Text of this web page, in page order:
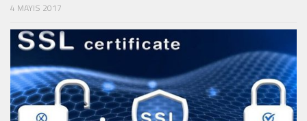
4 MAYIS 2017